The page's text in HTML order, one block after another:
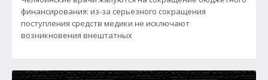
финансирования: из-за серьезного сокращения
поступления средств медики не исключают
возникновения внештатных